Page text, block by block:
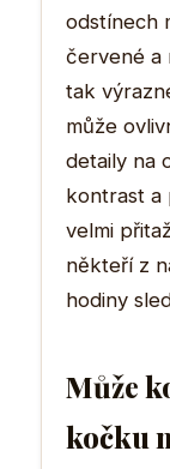
odstínech
červené a
tak
může
detaily na
kontrast a
velmi
někteří z
hodiny
Může
kočku